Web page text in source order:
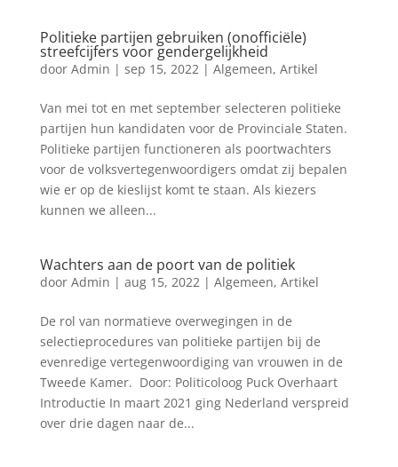
Politieke partijen gebruiken (onofficiële)
streefcijfers voor gendergelijkheid
door Admin | sep 15, 2022| Algemeen, Artikel
Van mei tot en met september selecteren politieke
partijen hun kandidaten voor de Provinciale Staten.
Politieke partijen functioneren als poortwachters
voor de volksvertegenwoordigers omdat zij bepalen
wie er op de kieslijst komt te staan. Als kiezers
kunnen we alleen...
Wachters aan de poort van de politiek
door Admin | aug 15, 2022| Algemeen, Artikel
De rol van normatieve overwegingen in de
selectieprocedures van politieke partijen bij de
evenredige vertegenwoordiging van vrouwen in de
Tweede Kamer. Door: Politicoloog Puck Overhaart
Introductie In maart 2021 ging Nederland verspreid
over drie dagen naar de...